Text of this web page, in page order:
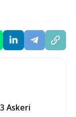
Askeri